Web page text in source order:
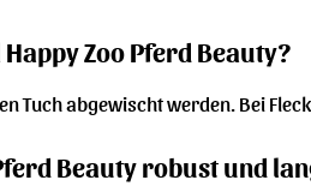
Zoo Pferd Beauty?
Tuch abgewischt werden. Bei
Beauty robust und